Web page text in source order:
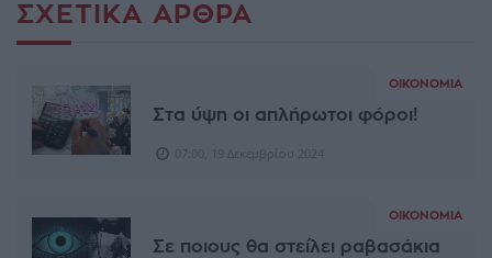
ΣΧΕΤΙΚΆ ΆΡΘΡΑ
ΟΙΚΟΝΟΜΊΑ
Στα ύψη οι απλήρωτοι φόροι!
ΟΙΚΟΝΟΜΊΑ
Σε ποιους θα στείλει ραβασάκια